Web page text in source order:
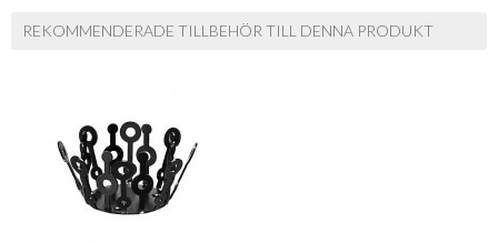
REKOMMENDERADE TILLBEHÖR TILL DENNA PRODUKT